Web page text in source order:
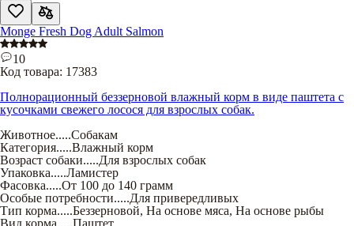
Monge Fresh Dog Adult Salmon
10
Код товара: 17383
Полнорационный беззерновой влажный корм в виде паштета с
кусочками свежего лосося для взрослых собак.
Животное.....Собакам
Категория.....Влажный корм
Возраст собаки.....Для взрослых собак
Упаковка.....Ламистер
Фасовка.....От 100 до 140 грамм
Особые потребности.....Для привередливых
Тип корма.....Беззерновой, На основе мяса, На основе рыбы
Вид корма.....Паштет